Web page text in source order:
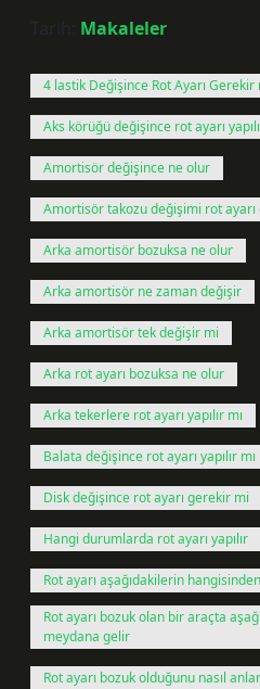
Tarih: Makaleler
4 lastik Değişince Rot Ayarı Gerekir
Aks körüğü değişince rot ayarı
Amortisör değişince ne olur
Amortisör takozu değişimi rot
Arka amortisör bozuksa ne olur
Arka amortisör ne zaman değişir
Arka amortisör tek değişir mi
Arka rot ayarı bozuksa ne olur
Arka tekerlere rot ayarı yapılır mı
Balata değişince rot ayarı yapılır mı
Disk değişince rot ayarı gerekir mi
Hangi durumlarda rot ayarı yapılır
Rot ayarı aşağıdakilerin hangisinden
Rot ayarı bozuk olan bir araçta
meydana gelir
Rot ayarı bozuk olduğunu nasıl